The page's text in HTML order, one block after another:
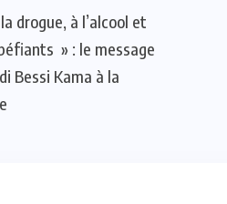
drogue, à l’alcool et
» : le message
Bessi Kama à la